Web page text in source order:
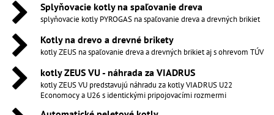
Splyňovacie kotly na spaľovanie dreva
splyňovacie kotly PYROGAS na spaľovanie dreva a drevných brikiet
Kotly na drevo a drevné brikety
kotly ZEUS na spaľovanie dreva a drevných brikiet aj s ohrevom TÚV
kotly ZEUS VU - náhrada za VIADRUS
kotly ZEUS VU predstavujú náhradu za kotly VIADRUS U22
Economocy a U26 s identickými pripojovacími rozmermi